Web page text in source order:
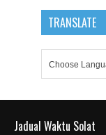
TRANSLATE
Jadual Waktu Solat